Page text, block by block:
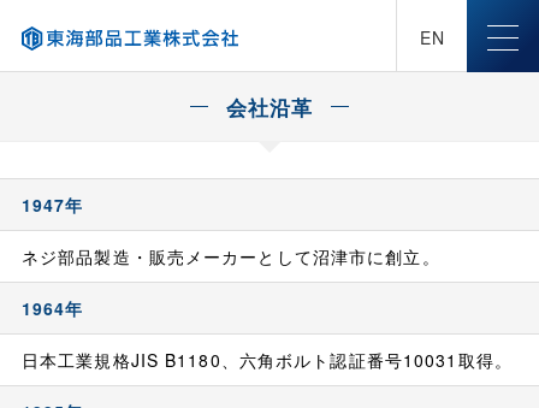
EN
会社沿革
1947年
ネジ部品製造・販売メーカーとして沼津市に創立。
1964年
日本工業規格JIS B1180、六角ボルト認証番号10031取得。